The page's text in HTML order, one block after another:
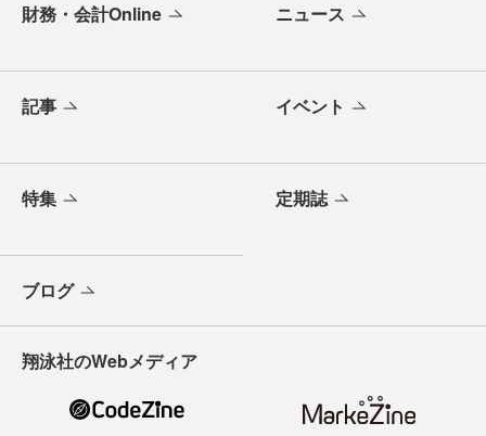
財務・会計Online ニュース
記事 イベント
特集 定期誌
ブログ
翔泳社のWebメディア